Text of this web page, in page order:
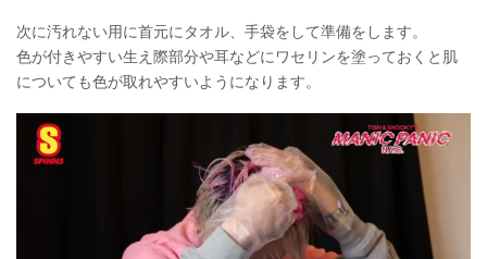
次に汚れない用に首元にタオル、手袋をして準備をします。
色が付きやすい生え際部分や耳などにワセリンを塗っておくと肌
についても色が取れやすいようになります。